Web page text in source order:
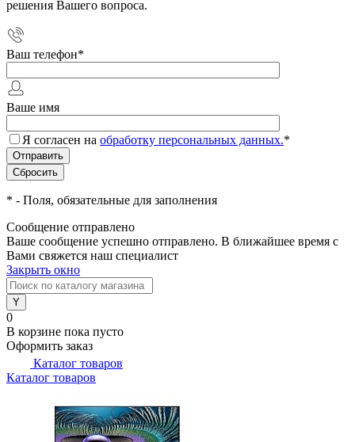
решения Вашего вопроса.
Ваш телефон*
Ваше имя
Я согласен на обработку персональных данных.*
* - Поля, обязательные для заполнения
Сообщение отправлено
Ваше сообщение успешно отправлено. В ближайшее время с
Вами свяжется наш специалист
Закрыть окно
0
В корзине пока пусто
Оформить заказ
Каталог товаров
Каталог товаров